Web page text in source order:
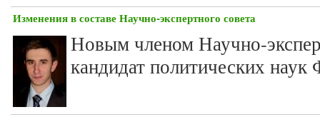
Изменения в составе Научно-экспертного совета
Новым членом Научно-
кандидат политических наук